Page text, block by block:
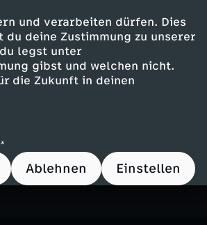
und verarbeiten dürfen. Dies
deine Zustimmung zu unserer
legst unter
gibst und welchen nicht.
die Zukunft in deinen
Ablehnen Einstellen